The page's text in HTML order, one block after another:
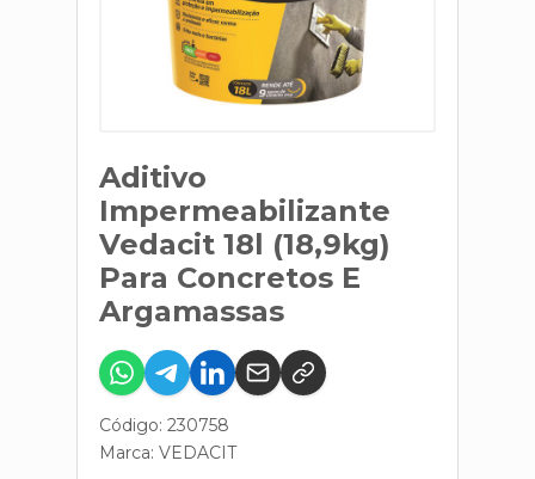
Aditivo
Impermeabilizante
Vedacit 18l (18,9kg)
Para Concretos E
Argamassas
Código: 230758
Marca: VEDACIT